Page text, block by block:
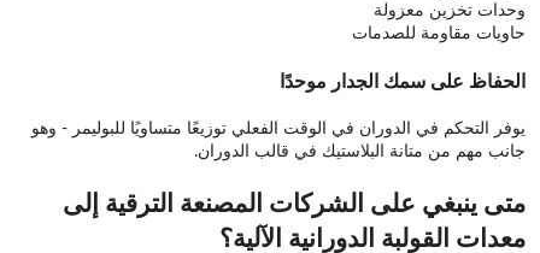
وحدات تخزين معزولة
حاويات مقاومة للصدمات
الحفاظ على سمك الجدار موحدًا
يوفر التحكم في الدوران في الوقت الفعلي توزيعًا متساويًا للبوليمر - وهو
جانب مهم من متانة البلاستيك في قالب الدوران.
متى ينبغي على الشركات المصنعة الترقية إلى
معدات القولبة الدورانية الآلية؟